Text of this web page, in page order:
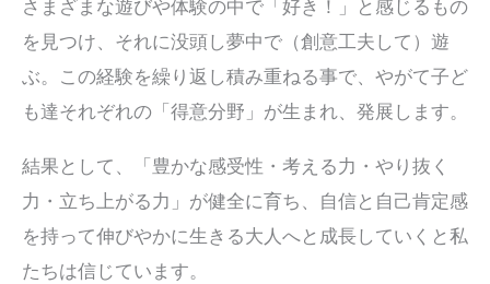
さまざまな遊びや体験の中で「好き！」と感じるもの
を見つけ、それに没頭し夢中で（創意工夫して）遊
ぶ。この経験を繰り返し積み重ねる事で、やがて子ど
も達それぞれの「得意分野」が生まれ、発展します。
結果として、「豊かな感受性・考える力・やり抜く
力・立ち上がる力」が健全に育ち、自信と自己肯定感
を持って伸びやかに生きる大人へと成長していくと私
たちは信じています。